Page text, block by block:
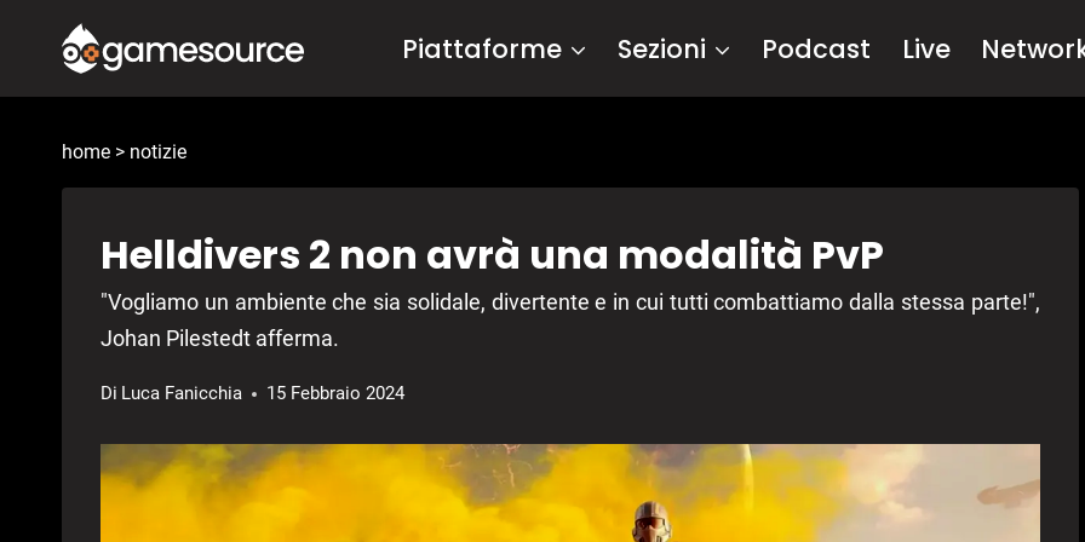
contenuto
Piattaforme Sezioni Podcast Live
home > notizie
Helldivers 2 non avrà una modalità PvP
"Vogliamo un ambiente che sia solidale, divertente e in cui tutti combattiamo dalla stessa parte!",
Johan Pilestedt afferma.
Di Luca Fanicchia 15 Febbraio 2024